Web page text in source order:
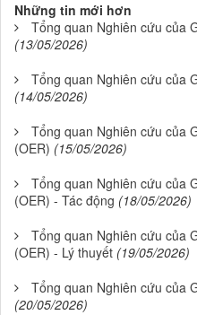
Những tin mới hơn
Tổng quan Nghiên cứu của
(13/05/2026)
Tổng quan Nghiên cứu của
(14/05/2026)
Tổng quan Nghiên cứu của
(OER) (15/05/2026)
Tổng quan Nghiên cứu của
(OER) - Tác động (18/05/2026)
Tổng quan Nghiên cứu của
(OER) - Lý thuyết (19/05/2026)
Tổng quan Nghiên cứu của
(20/05/2026)